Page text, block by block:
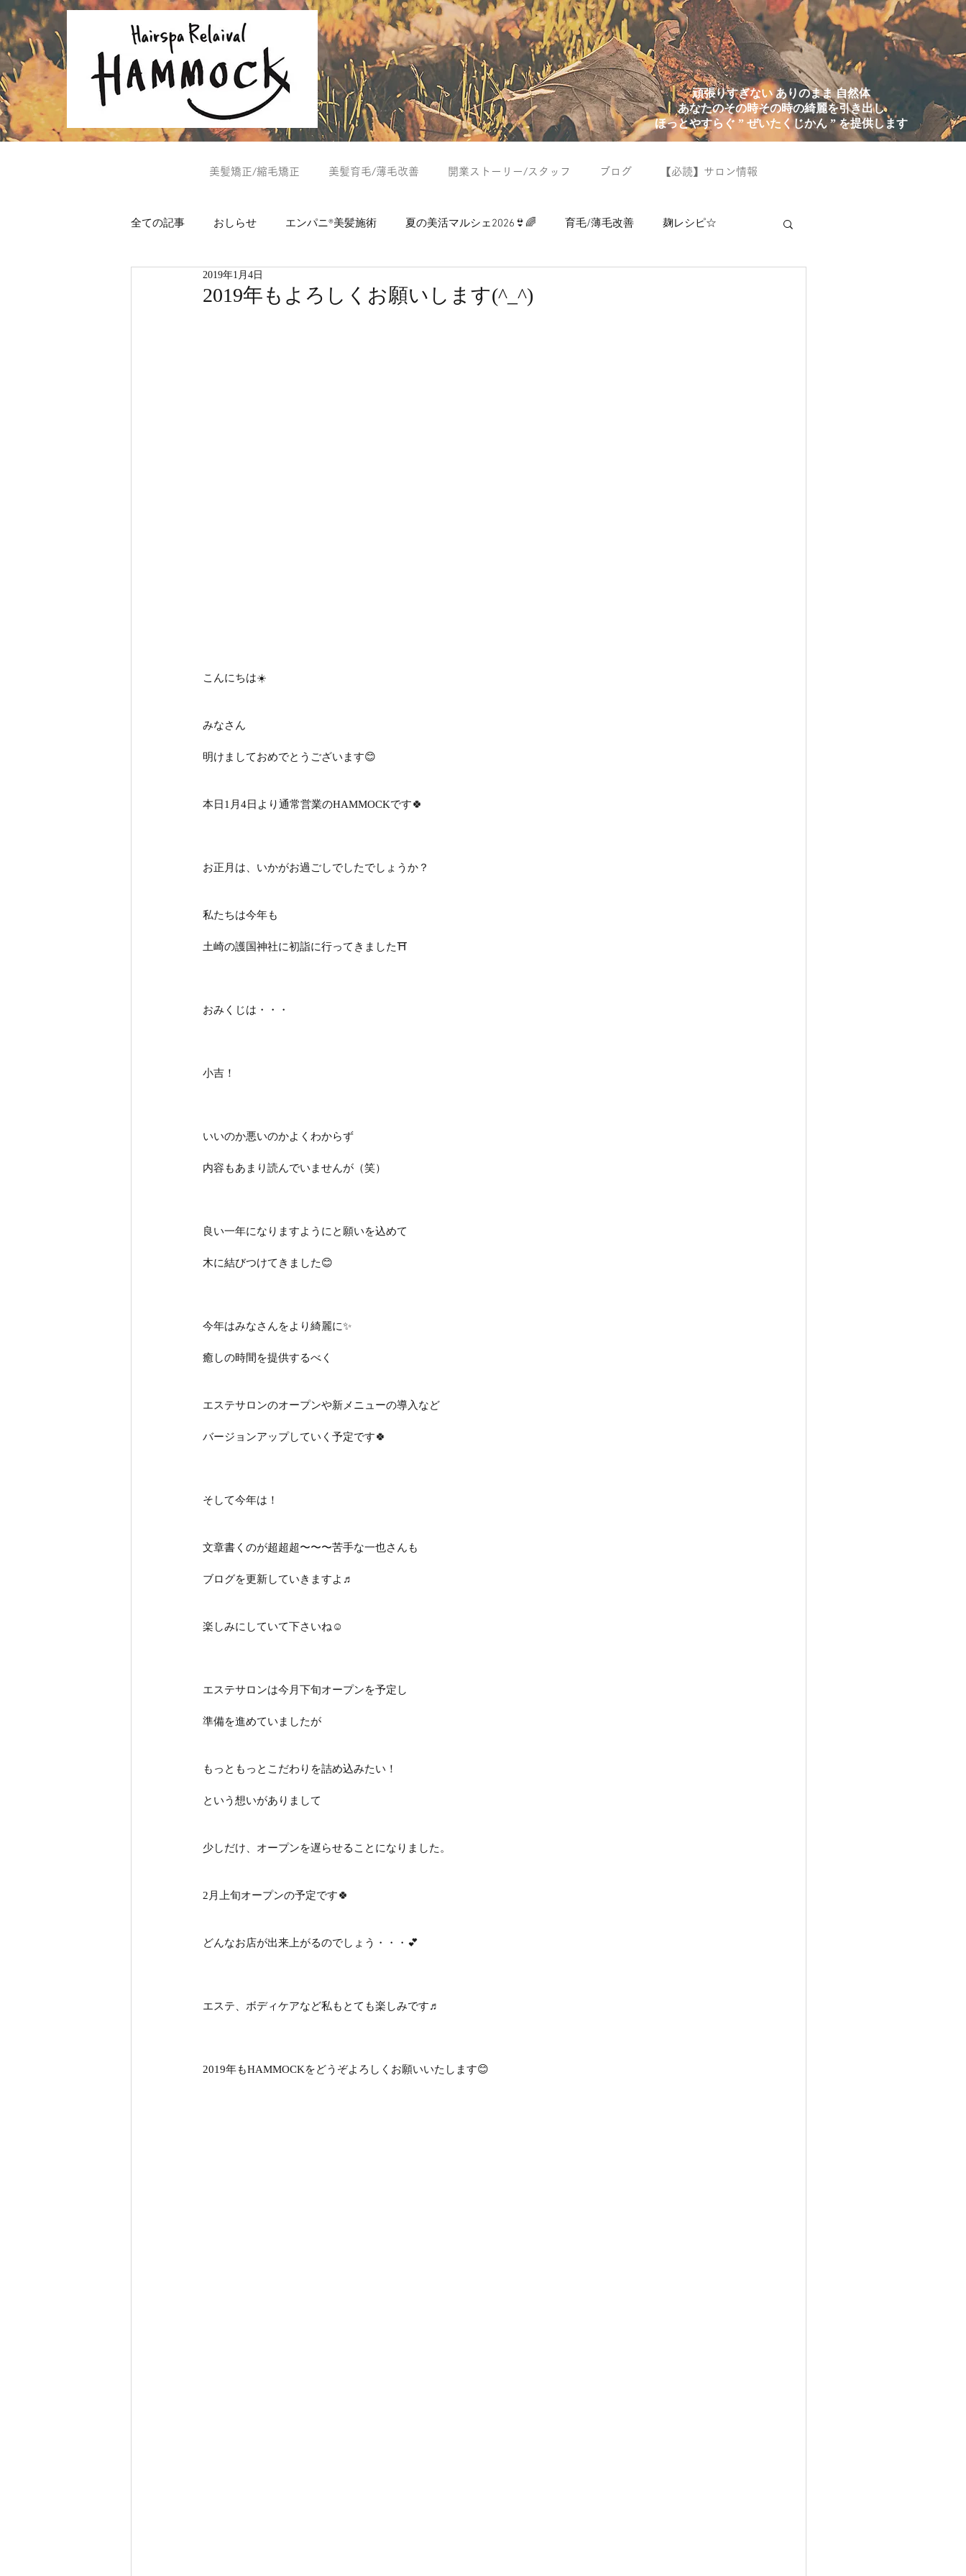
頑張りすぎない ありのまま 自然体
あなたのその時その時の綺麗を引き出し
ほっとやすらぐ ” ぜいたくじかん ” を提供します
美髪矯正/縮毛矯正 美髪育毛/薄毛改善 開業ストーリー/スタッフ ブログ 【必読】サロン情報
全ての記事 おしらせ エンパニ®美髪施術 夏の美活マルシェ2026👙🌈 育毛/薄毛改善 麹レシピ☆
ヘッドスパ 美肌通信
2019年もよろしくお願いします(^_^)
2019年1月4日
こんにちは☀️
みなさん
明けましておめでとうございます😊
本日1月4日より通常営業のHAMMOCKです🍀
お正月は、いかがお過ごしでしたでしょうか？
私たちは今年も
土崎の護国神社に初詣に行ってきました⛩
おみくじは・・・
小吉！
いいのか悪いのかよくわからず
内容もあまり読んでいませんが（笑）
良い一年になりますようにと願いを込めて
木に結びつけてきました😊
今年はみなさんをより綺麗に✨
癒しの時間を提供するべく
エステサロンのオープンや新メニューの導入など
バージョンアップしていく予定です🍀
そして今年は！
文章書くのが超超超〜〜〜苦手な一也さんも
ブログを更新していきますよ♬
楽しみにしていて下さいね☺️
エステサロンは今月下旬オープンを予定し
準備を進めていましたが
もっともっとこだわりを詰め込みたい！
という想いがありまして
少しだけ、オープンを遅らせることになりました。
2月上旬オープンの予定です🍀
どんなお店が出来上がるのでしょう・・・💕
エステ、ボディケアなど私もとても楽しみです♬
2019年もHAMMOCKをどうぞよろしくお願いいたします😊